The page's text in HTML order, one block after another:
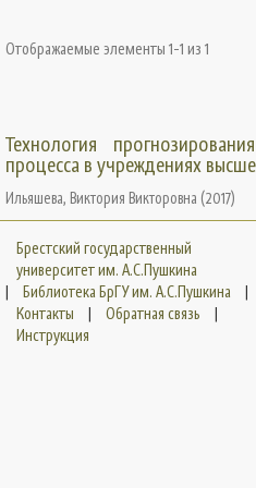
Отображаемые элементы 1-1 из 1
Технология
процесса в учреждениях
Ильяшева, Виктория Викторовна (2017)
Брестский государственный
университет им. А.С.Пушкина
|
Библиотека БрГУ им. А.С.Пушкина
|
Контакты
| Обратная связь
|
Инструкция